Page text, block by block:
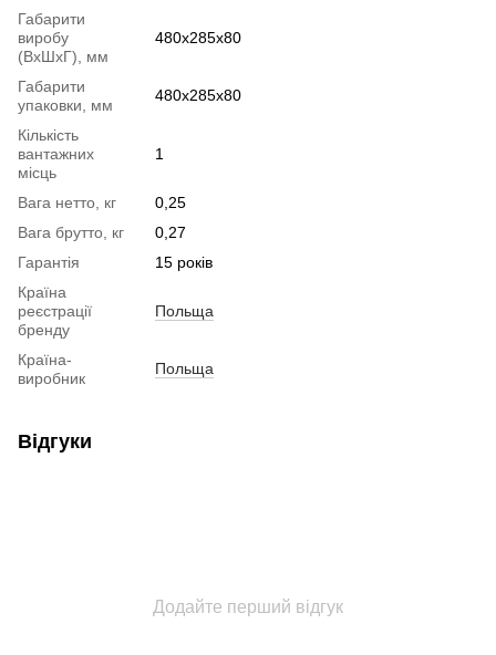
Габарити
виробу
(ВхШхГ), мм
480х285х80
Габарити
упаковки, мм
480х285х80
Кількість
вантажних
місць
1
Вага нетто, кг
0,25
Вага брутто, кг
0,27
Гарантія
15 років
Країна
реєстрації
бренду
Польща
Країна-
виробник
Польща
Відгуки
Додайте перший відгук